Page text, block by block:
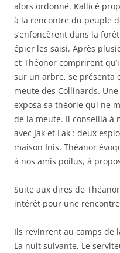
alors ordonné. Kallicé
à la rencontre du peuple
s’enfoncèrent dans la
épier les saisi. Après
et Théonor comprirent
sur un arbre, se présenta
meute des Collinards. Une
exposa sa théorie qui ne
de la meute. Il conseilla à
avec Jak et Lak : deux
maison Inis. Théanor
à nos amis poilus, à
Suite aux dires de
intérêt pour une
Ils revinrent au camps de
La nuit suivante, Le